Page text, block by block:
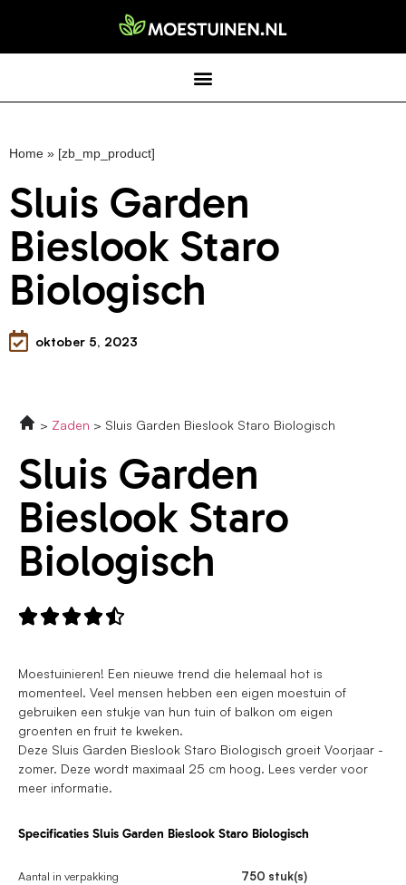
Home » [zb_mp_product]
Sluis Garden
Bieslook Staro
Biologisch
oktober 5, 2023
Zaden Sluis Garden Bieslook Staro Biologisch
Sluis Garden
Bieslook Staro
Biologisch

Moestuinieren! Een nieuwe trend die helemaal hot is
momenteel. Veel mensen hebben een eigen moestuin of
gebruiken een stukje van hun tuin of balkon om eigen
groenten en fruit te kweken.
Deze Sluis Garden Bieslook Staro Biologisch groeit Voorjaar -
zomer. Deze wordt maximaal 25 cm hoog. Lees verder voor
meer informatie.
Specificaties Sluis Garden Bieslook Staro Biologisch
Aantal in verpakking 750 stuk(s)